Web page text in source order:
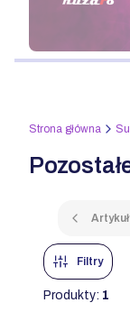
Naciśnij Enter
Strona główna
Filtry
Produkty: 1